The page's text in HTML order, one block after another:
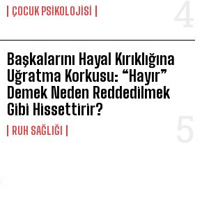
ÇOCUK PSIKOLOJISI
Başkalarını Hayal Kırıklığına
Uğratma Korkusu: “Hayır”
Demek Neden Reddedilmek
Gibi Hissettirir?
⁠RUH SAĞLIĞI